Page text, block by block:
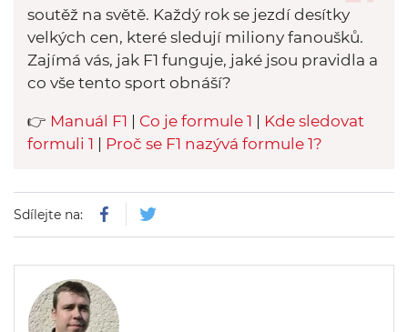
soutěž na světě. Každý rok se jezdí desítky
velkých cen, které sledují miliony fanoušků.
Zajímá vás, jak F1 funguje, jaké jsou pravidla a
co vše tento sport obnáší?
👉 Manuál F1 Co je formule 1
Kde sledovat
formuli 1
Proč se F1 nazývá formule 1?
Sdílejte na: